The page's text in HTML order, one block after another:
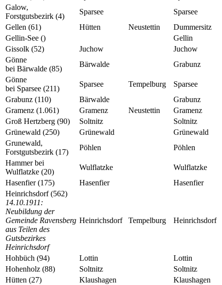
Galow,
Forstgutsbezirk (4)
Sparsee
Sparsee
Gellen (61)
Hütten Neustettin
Dummersitz
Gellin-See ()
Gellin
Gissolk (52)
Juchow
Juchow
Gönne
bei Bärwalde (85)
Bärwalde
Grabunz
Gönne
bei Sparsee (211)
Sparsee Tempelburg
Sparsee
Grabunz (110)
Bärwalde
Grabunz
Gramenz (1.061)
Gramenz Neustettin
Gramenz
Groß Hertzberg (90)
Soltnitz
Soltnitz
Grünewald (250)
Grünewald
Grünewald
Grunewald,
Forstgutsbezirk (17)
Pöhlen
Pöhlen
Hammer bei
Wulflatzke (20)
Wulflatzke
Wulflatzke
Hasenfier (175)
Hasenfier
Hasenfier
Heinrichsdorf (562)
14.10.1911:
Neubildung der
Gemeinde Ravensberg
aus Teilen des
Gutsbezirkes
Heinrichsdorf
Heinrichsdorf Tempelburg Heinrichsdorf
Hohbüch (94) Lottin
Lottin
Hohenholz (88)
Soltnitz
Soltnitz
Hütten (27)
Klaushagen
Klaushagen